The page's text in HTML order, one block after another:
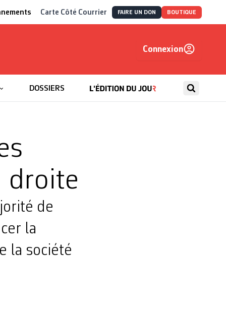
Carte Côté Courrier FAIRE UN DON BOUTIQUE
Connexion
DOSSIERS
droite
de
la
la société